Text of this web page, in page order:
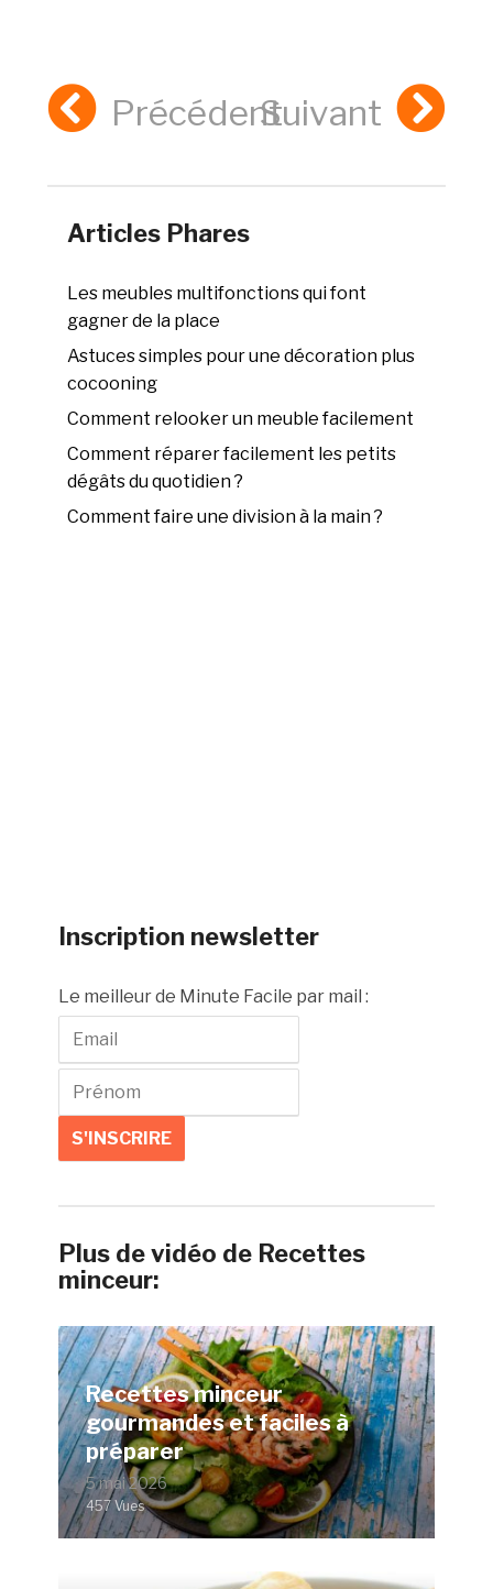
PrécédentSuivant
Articles Phares
Les meubles multifonctions qui font
gagner de la place
Astuces simples pour une décoration plus
cocooning
Comment relooker un meuble facilement
Comment réparer facilement les petits
dégâts du quotidien ?
Comment faire une division à la main ?
Inscription newsletter
Le meilleur de Minute Facile par mail :
Plus de vidéo de Recettes
minceur:
Recettes minceur
gourmandes et faciles à
préparer
5 mai 2026
457 Vues